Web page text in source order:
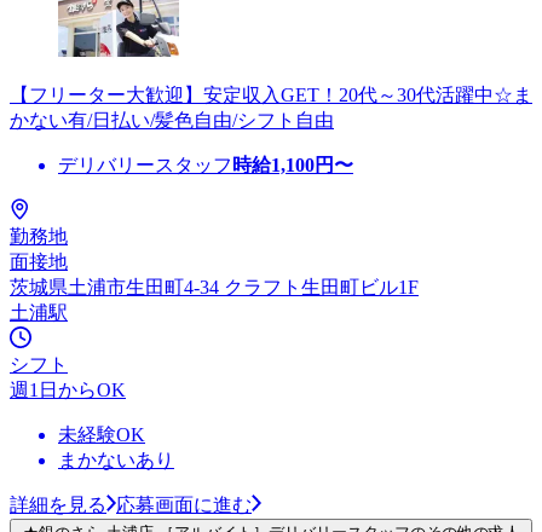
【フリーター大歓迎】安定収入GET！20代～30代活躍中☆ま
かない有/日払い/髪色自由/シフト自由
デリバリースタッフ 時給1,100円〜
勤務地
面接地
茨城県土浦市生田町4-34 クラフト生田町ビル1F
土浦駅
シフト
週1日からOK
未経験OK
まかないあり
詳細を見る 応募画面に進む